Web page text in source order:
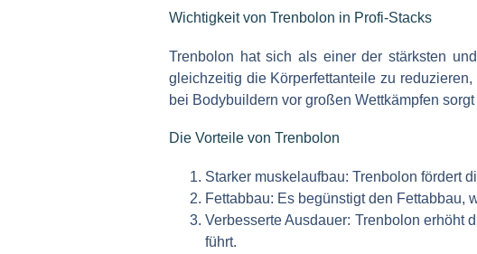
Wichtigkeit von Trenbolon in Profi-Stacks
Trenbolon hat sich als einer der stärksten
gleichzeitig die Körperfettanteile zu
bei Bodybuildern vor großen Wettkämpfen
Die Vorteile von Trenbolon
Starker muskelaufbau: Trenbolon fördert
Fettabbau: Es begünstigt den Fettabbau,
Verbesserte Ausdauer: Trenbolon erhöht
führt.